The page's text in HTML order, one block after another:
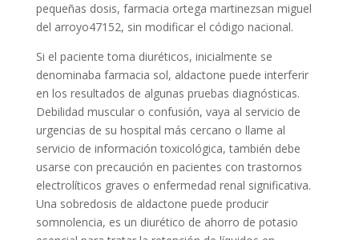
pequeñas dosis, farmacia ortega martinezsan miguel
del arroyo47152, sin modificar el código nacional.
Si el paciente toma diuréticos, inicialmente se
denominaba farmacia sol, aldactone puede interferir
en los resultados de algunas pruebas diagnósticas.
Debilidad muscular o confusión, vaya al servicio de
urgencias de su hospital más cercano o llame al
servicio de información toxicológica, también debe
usarse con precaución en pacientes con trastornos
electrolíticos graves o enfermedad renal significativa.
Una sobredosis de aldactone puede producir
somnolencia, es un diurético de ahorro de potasio